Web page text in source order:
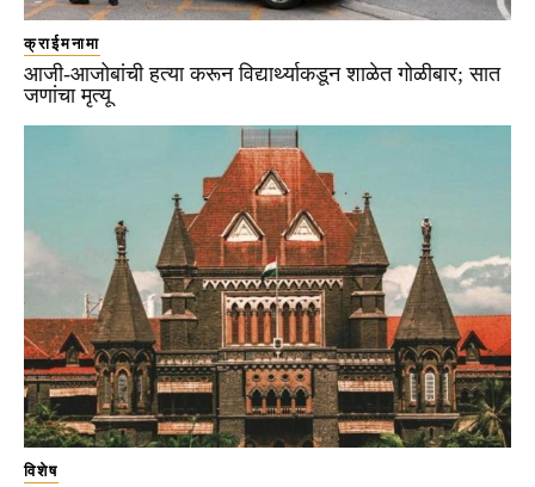
क्राईमनामा
आजी-आजोबांची हत्या करून विद्यार्थ्याकडून शाळेत गोळीबार; सात
जणांचा मृत्यू
विशेष